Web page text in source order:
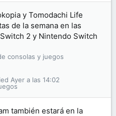
y Tomodachi Life
de la semana en las
2 y Nintendo Switch
consolas y juegos
Ayer a las 14:02
también estará en la